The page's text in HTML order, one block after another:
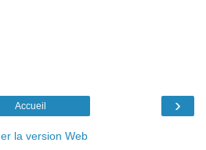
›
Accueil
la version Web